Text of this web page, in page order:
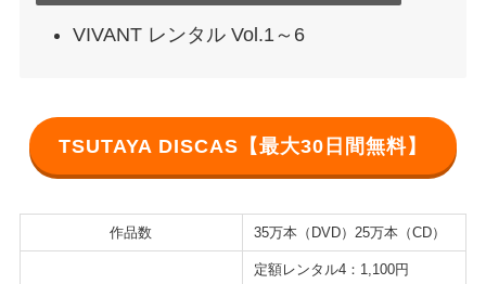
VIVANT レンタル Vol.1～6
TSUTAYA DISCAS【最大30日間無料】
作品数 35万本（DVD）25万本（CD）
定額レンタル4：1,100円